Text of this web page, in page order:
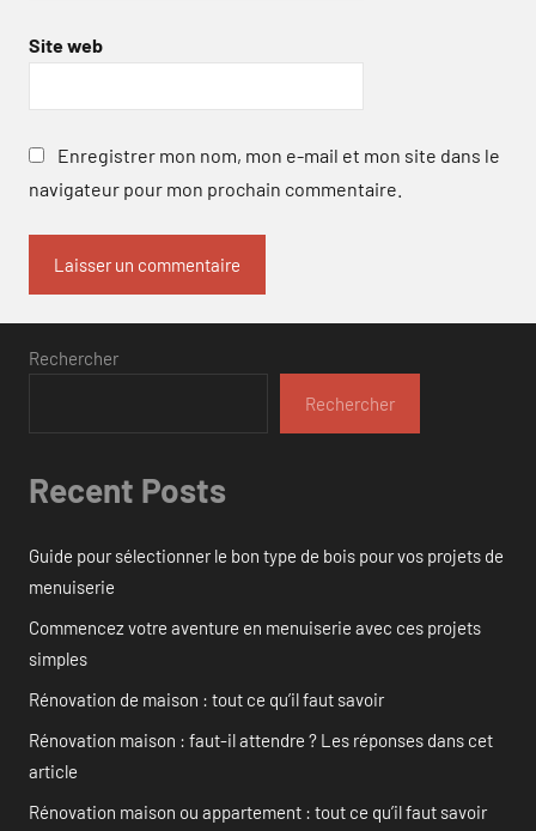
Site web
Enregistrer mon nom, mon e-mail et mon site dans le
navigateur pour mon prochain commentaire.
Rechercher
Rechercher
Recent Posts
Guide pour sélectionner le bon type de bois pour vos projets de
menuiserie
Commencez votre aventure en menuiserie avec ces projets
simples
Rénovation de maison : tout ce qu’il faut savoir
Rénovation maison : faut-il attendre ? Les réponses dans cet
article
Rénovation maison ou appartement : tout ce qu’il faut savoir